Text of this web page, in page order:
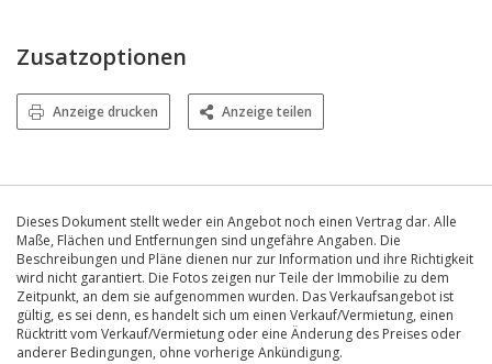
Zusatzoptionen
Anzeige drucken Anzeige teilen
Dieses Dokument stellt weder ein Angebot noch einen Vertrag dar. Alle
Maße, Flächen und Entfernungen sind ungefähre Angaben. Die
Beschreibungen und Pläne dienen nur zur Information und ihre Richtigkeit
wird nicht garantiert. Die Fotos zeigen nur Teile der Immobilie zu dem
Zeitpunkt, an dem sie aufgenommen wurden. Das Verkaufsangebot ist
gültig, es sei denn, es handelt sich um einen Verkauf/Vermietung, einen
Rücktritt vom Verkauf/Vermietung oder eine Änderung des Preises oder
anderer Bedingungen, ohne vorherige Ankündigung.